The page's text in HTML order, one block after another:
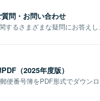
問・お問い合わせ
するさまざまな疑問にお答えし
（2025年度版）
便番号簿をPDF形式でダウン